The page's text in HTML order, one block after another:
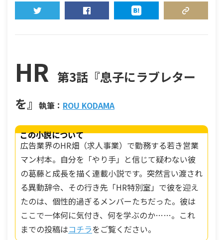
HR 第3話『息子にラブレター
を』 執筆： ROU KODAMA
この小説について
広告業界のHR畑（求人事業）で勤務する若き営業
マン村本。自分を「やり手」と信じて疑わない彼
の葛藤と成長を描く連載小説です。突然言い渡され
る異動辞令、その行き先「HR特別室」で彼を迎え
たのは、個性的過ぎるメンバーたちだった。彼は
ここで一体何に気付き、何を学ぶのか……。これ
までの投稿はコチラをご覧ください。